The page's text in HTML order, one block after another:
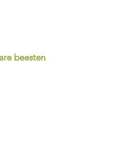
beesten